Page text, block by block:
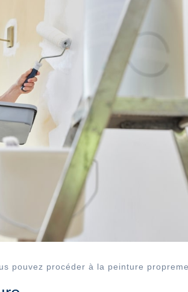
pouvez procéder à la peinture